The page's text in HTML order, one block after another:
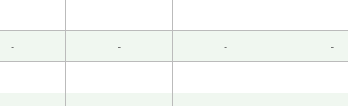
为你好才这样说，所以孩子们值得参考。不过关键是值得参
地步了。有很多应届毕业生尝到了苦辣酸甜。我也很心痛
- - - -
- - - -
- - - -